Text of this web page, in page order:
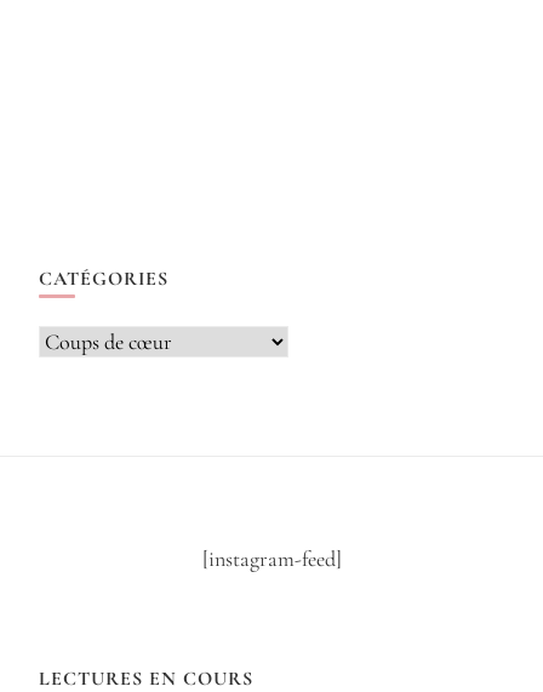
CATÉGORIES
Catégories
[instagram-feed]
LECTURES EN COURS